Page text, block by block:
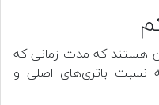
هستند که مدت زمانی که
نسبت باتری‌های اصلی و